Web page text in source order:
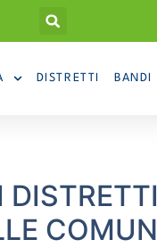
DISTRETTI BANDI